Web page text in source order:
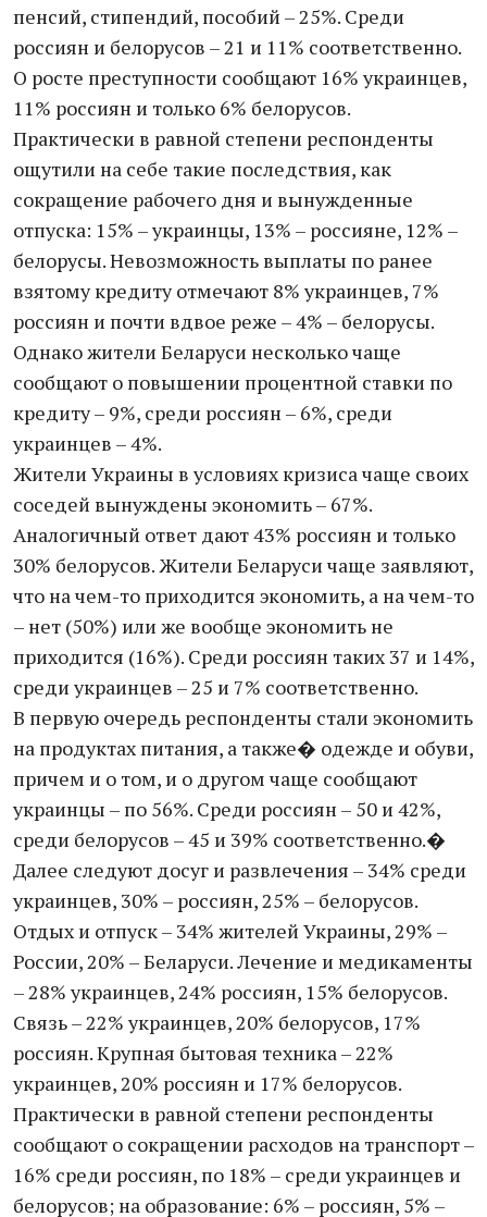
пенсий, стипендий, пособий – 25%. Среди
россиян и белорусов – 21 и 11% соответственно.
О росте преступности сообщают 16% украинцев,
11% россиян и только 6% белорусов.
Практически в равной степени респонденты
ощутили на себе такие последствия, как
сокращение рабочего дня и вынужденные
отпуска: 15% – украинцы, 13% – россияне, 12% –
белорусы. Невозможность выплаты по ранее
взятому кредиту отмечают 8% украинцев, 7%
россиян и почти вдвое реже – 4% – белорусы.
Однако жители Беларуси несколько чаще
сообщают о повышении процентной ставки по
кредиту – 9%, среди россиян – 6%, среди
украинцев – 4%.
Жители Украины в условиях кризиса чаще своих
соседей вынуждены экономить – 67%.
Аналогичный ответ дают 43% россиян и только
30% белорусов. Жители Беларуси чаще заявляют,
что на чем-то приходится экономить, а на чем-то
– нет (50%) или же вообще экономить не
приходится (16%). Среди россиян таких 37 и 14%,
среди украинцев – 25 и 7% соответственно.
В первую очередь респонденты стали экономить
на продуктах питания, а также� одежде и обуви,
причем и о том, и о другом чаще сообщают
украинцы – по 56%. Среди россиян – 50 и 42%,
среди белорусов – 45 и 39% соответственно.�
Далее следуют досуг и развлечения – 34% среди
украинцев, 30% – россиян, 25% – белорусов.
Отдых и отпуск – 34% жителей Украины, 29% –
России, 20% – Беларуси. Лечение и медикаменты
– 28% украинцев, 24% россиян, 15% белорусов.
Связь – 22% украинцев, 20% белорусов, 17%
россиян. Крупная бытовая техника – 22%
украинцев, 20% россиян и 17% белорусов.
Практически в равной степени респонденты
сообщают о сокращении расходов на транспорт –
16% среди россиян, по 18% – среди украинцев и
белорусов; на образование: 6% – россиян, 5% –